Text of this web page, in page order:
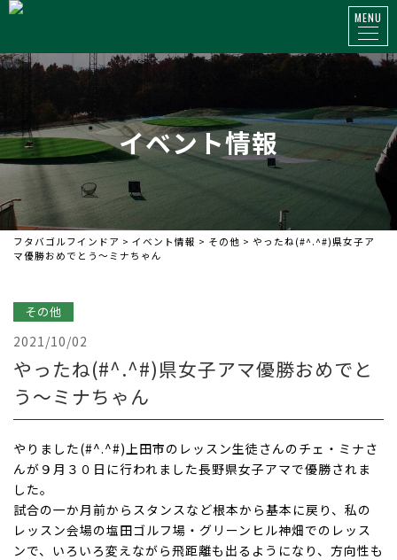
MENU
イベント情報
フタバゴルフインドア > イベント情報 > その他 > やったね(#^.^#)県女子ア
マ優勝おめでとう～ミナちゃん
その他
2021/10/02
やったね(#^.^#)県女子アマ優勝おめでと
う～ミナちゃん
やりました(#^.^#)上田市のレッスン生徒さんのチェ・ミナさ
んが９月３０日に行われました長野県女子アマで優勝されま
した。
試合の一か月前からスタンスなど根本から基本に戻り、私の
レッスン会場の塩田ゴルフ場・グリーンヒル神畑でのレッス
ンで、いろいろ変えながら飛距離も出るようになり、方向性も